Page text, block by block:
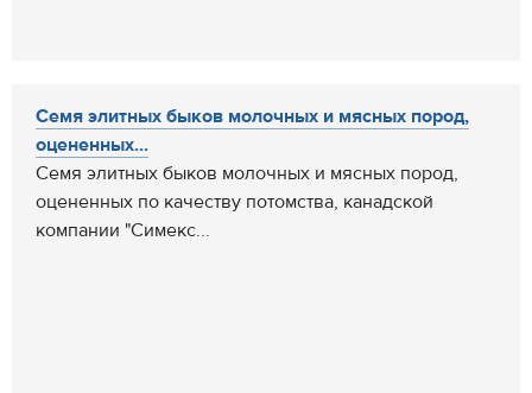
Семя элитных быков молочных и мясных пород,
оцененных...
Семя элитных быков молочных и мясных пород,
оцененных по качеству потомства, канадской
компании "Симекс...